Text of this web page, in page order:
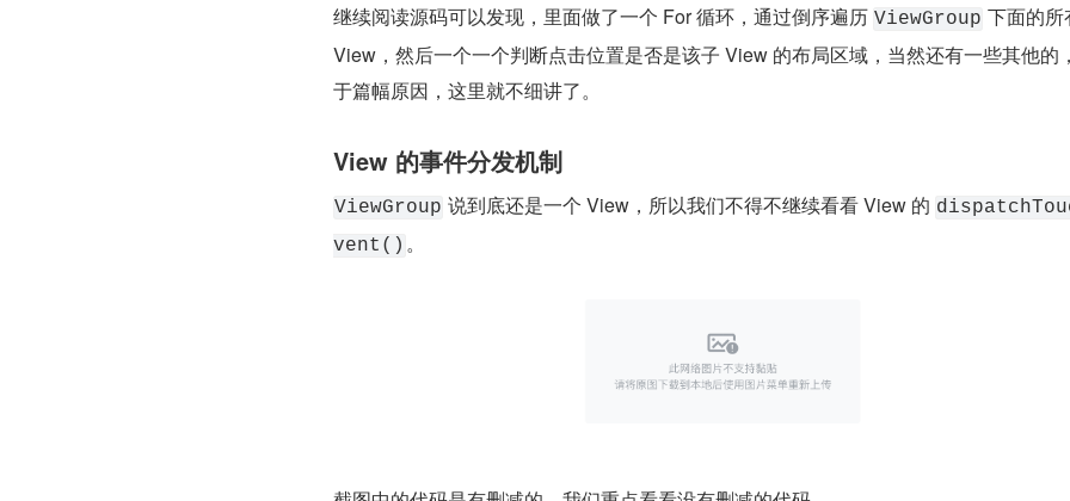
继续阅读源码可以发现，里面做了一个 For 循环，通过倒序遍历 ViewGroup 下面的所
View，然后一个一个判断点击位置是否是该子 View 的布局区域，当然还有一些其他的
于篇幅原因，这里就不细讲了。
View 的事件分发机制
ViewGroup 说到底还是一个 View，所以我们不得不继续看看 View 的
vent() 。